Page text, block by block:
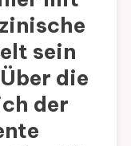
sein
die
der